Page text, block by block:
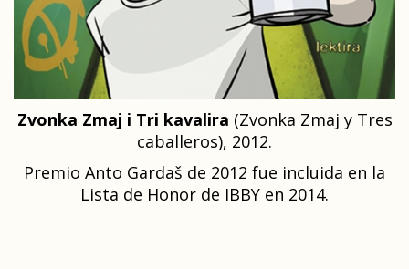
Zvonka Zmaj i Tri kavalira (Zvonka Zmaj y Tres
caballeros), 2012.
Premio Anto Gardaš de 2012 fue incluida en la
Lista de Honor de IBBY en 2014.